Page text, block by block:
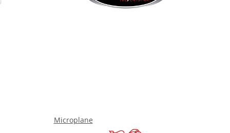
Microplane